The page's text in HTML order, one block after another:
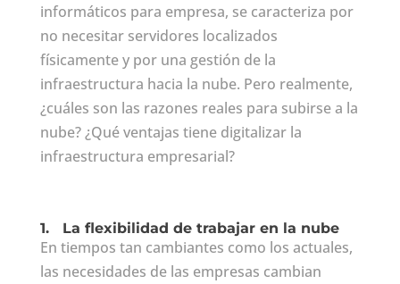
informáticos para empresa, se caracteriza por
no necesitar servidores localizados
físicamente y por una gestión de la
infraestructura hacia la nube. Pero realmente,
¿cuáles son las razones reales para subirse a la
nube? ¿Qué ventajas tiene digitalizar la
infraestructura empresarial?
1. La flexibilidad de trabajar en la nube
En tiempos tan cambiantes como los actuales,
las necesidades de las empresas cambian